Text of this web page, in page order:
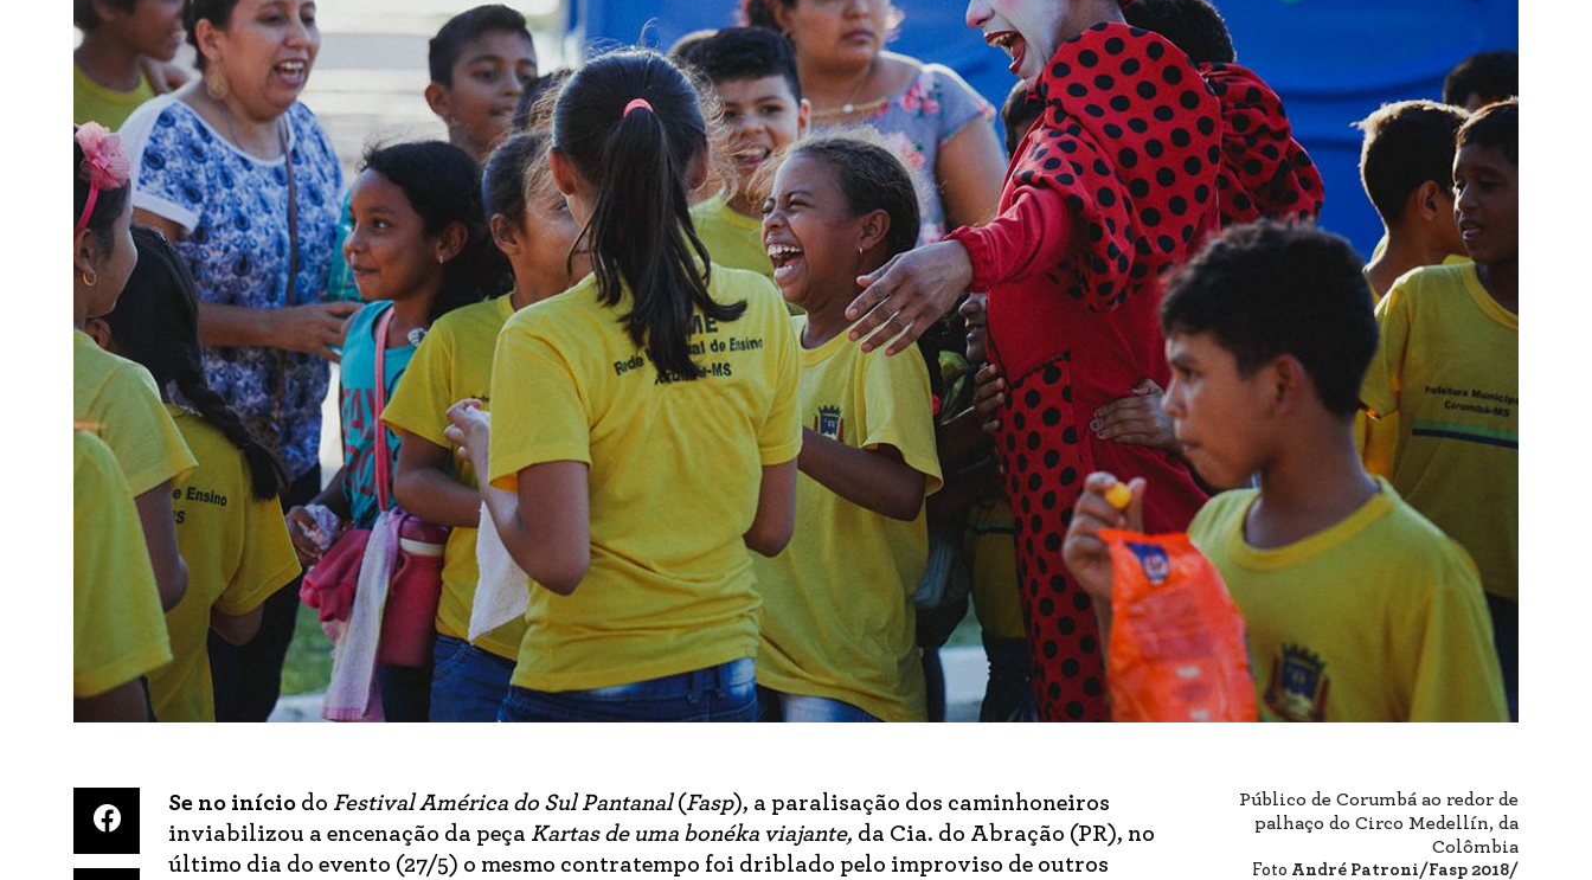
Público de Corumbá ao redor de
palhaço do Circo Medellín, da
Colômbia
Foto André Patroni/Fasp 2018/
Se no início do Festival América do Sul Pantanal (Fasp), a paralisação dos caminhoneiros
inviabilizou a encenação da peça Kartas de uma bonéka viajante, da Cia. do Abração (PR), no
último dia do evento (27/5) o mesmo contratempo foi driblado pelo improviso de outros